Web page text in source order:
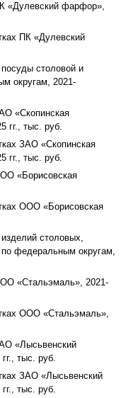
«Дулевский фарфор»,
ПК «Дулевский
столовой и
округам, 2021-
«Скопинская
гг., тыс. руб.
ЗАО «Скопинская
гг., тыс. руб.
«Борисовская
ООО «Борисовская
столовых,
федеральным округам,
«Стальэмаль», 2021-
ООО «Стальэмаль»,
«Лысьвенский
тыс. руб.
ЗАО «Лысьвенский
тыс. руб.